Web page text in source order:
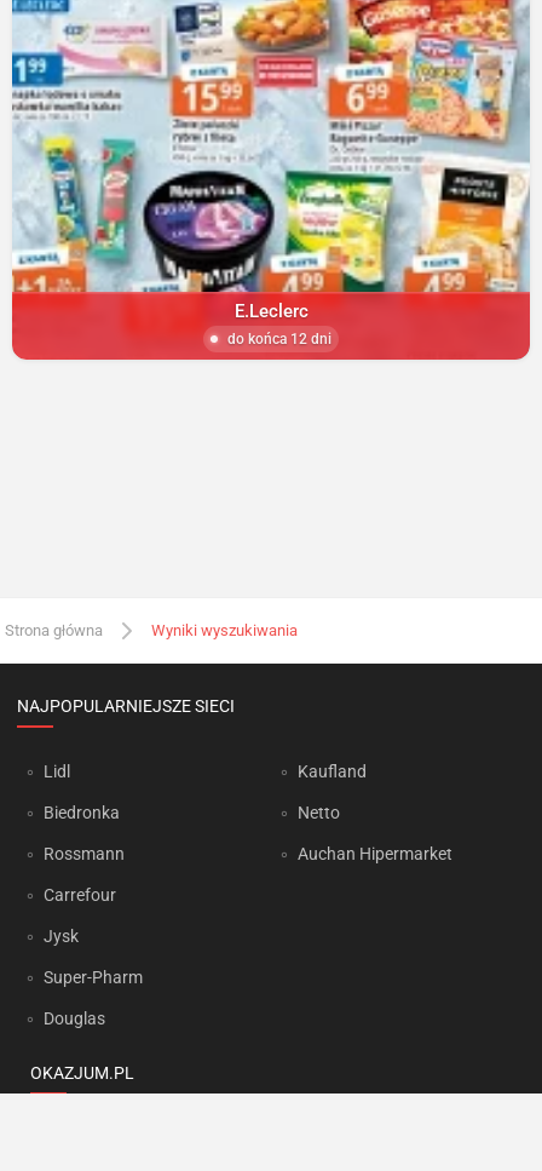
E.Leclerc
do końca 12 dni
Strona główna Wyniki wyszukiwania
NAJPOPULARNIEJSZE SIECI
Lidl
Biedronka
Rossmann
Carrefour
Jysk
Super-Pharm
Douglas
Kaufland
Netto
Auchan Hipermarket
OKAZJUM.PL